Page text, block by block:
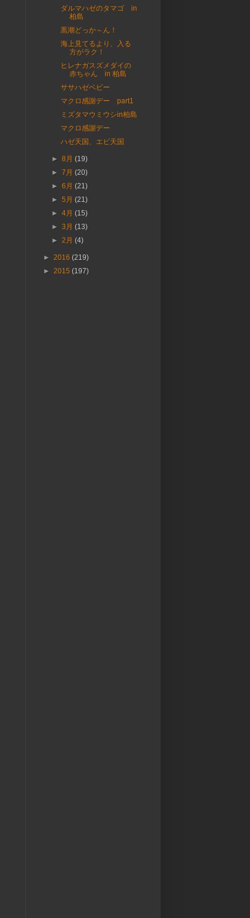
ダルマハゼのタマゴ in
柏島
黒潮どっか～ん！
海上見てるより、入る
方がラク！
ヒレナガスズメダイの
赤ちゃん in 柏島
ササハゼベビー
マクロ感謝デー part1
ミズタマウミウシin柏島
マクロ感謝デー
ハゼ天国、エビ天国
►8月(19)
►7月(20)
►6月(21)
►5月(21)
►4月(15)
►3月(13)
►2月(4)
► 2016 (219)
► 2015 (197)